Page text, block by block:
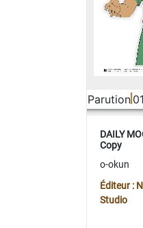
Parution
DAILY
Copy
o-okun
Éditeur :
Studio